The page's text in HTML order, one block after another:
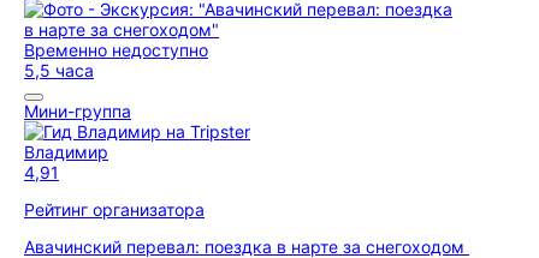
Временно недоступно
5,5 часа
Мини-группа
Владимир
4,91
Рейтинг организатора
Авачинский перевал: поездка в нарте за снегоходом